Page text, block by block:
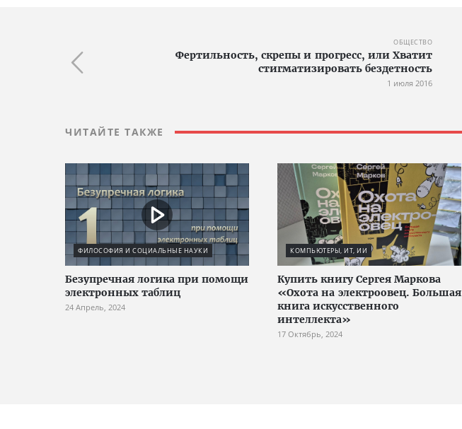
ОБЩЕСТВО
Фертильность, скрепы и прогресс, или Хватит
стигматизировать бездетность
1 июля 2016
ЧИТАЙТЕ ТАКЖЕ
ФИЛОСОФИЯ И СОЦИАЛЬНЫЕ НАУКИ
Безупречная логика при помощи
электронных таблиц
24 Апрель, 2024
КОМПЬЮТЕРЫ, ИТ, ИИ
Купить книгу Сергея Маркова
«Охота на электроовец. Большая
книга искусственного
интеллекта»
17 Октябрь, 2024